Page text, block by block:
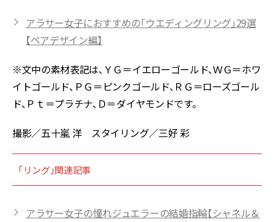
アラサー女子におすすめの「ウエディングリング」29選
【ペアデザイン編】
※文中の素材表記は、ＹＧ＝イエローゴールド、ＷＧ＝ホワ
イトゴールド、ＰＧ＝ピンクゴールド、ＲＧ＝ローズゴール
ド、Ｐｔ＝プラチナ、Ｄ＝ダイヤモンドです。
撮影／五十嵐 洋 スタイリング／三好 彩
「リング」関連記事
アラサー女子の憧れジュエラーの結婚指輪【シャネル＆